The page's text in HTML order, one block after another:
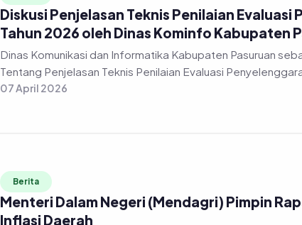
Diskusi Penjelasan Teknis Penilaian
Tahun 2026 oleh Dinas Kominfo Kabupaten
Dinas Komunikasi dan Informatika Kabupaten Pasuruan
Tentang Penjelasan Teknis Penilaian Evaluasi
07 April 2026
Berita
Menteri Dalam Negeri (Mendagri) Pimpin
Inflasi Daerah